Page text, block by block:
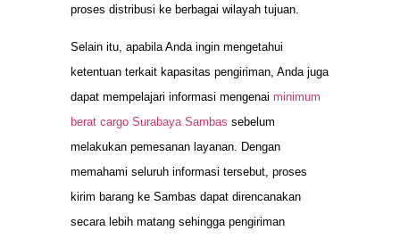
proses distribusi ke berbagai wilayah tujuan.
Selain itu, apabila Anda ingin mengetahui
ketentuan terkait kapasitas pengiriman, Anda juga
dapat mempelajari informasi mengenai minimum
berat cargo Surabaya Sambas sebelum
melakukan pemesanan layanan. Dengan
memahami seluruh informasi tersebut, proses
kirim barang ke Sambas dapat direncanakan
secara lebih matang sehingga pengiriman